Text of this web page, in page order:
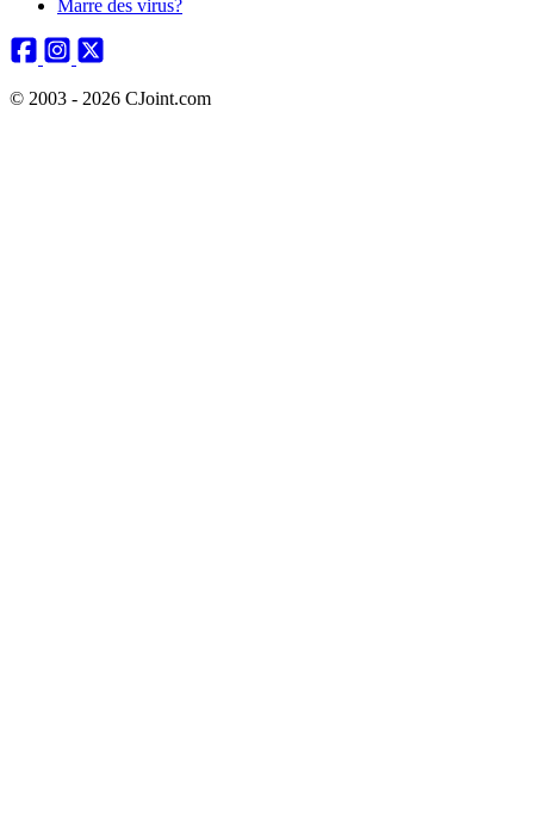
Marre des virus?
© 2003 - 2026 CJoint.com